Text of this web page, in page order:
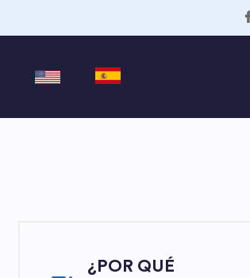
¿POR QUÉ